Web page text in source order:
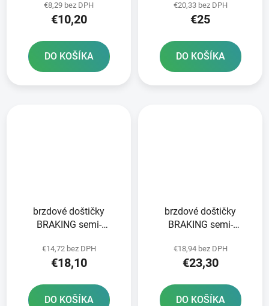
ORGANIC 2 ks v balení
€8,29 bez DPH
€10,20
DO KOŠÍKA
balení
€20,33 bez DPH
€25
DO KOŠÍKA
brzdové doštičky
BRAKING semi-
ks v balení
€14,72 bez DPH
€18,10
DO KOŠÍKA
brzdové doštičky
BRAKING semi-
ks v balení
€18,94 bez DPH
€23,30
DO KOŠÍKA